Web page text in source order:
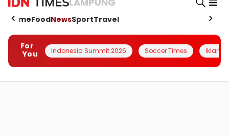
HomeFoodNewsSportTravel
For
You
Indonesia Summit 2026 Soccer Times Iklanin